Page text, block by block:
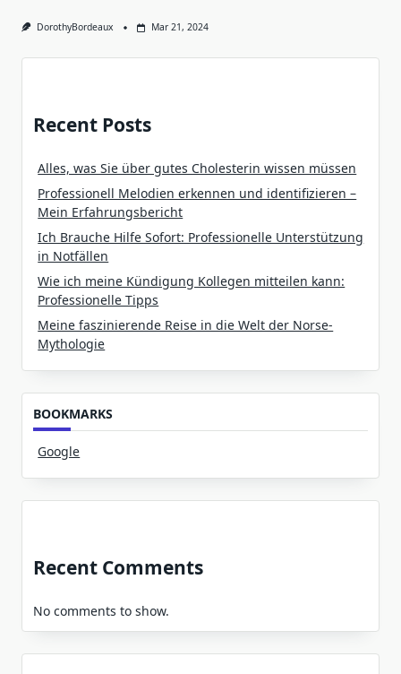
DorothyBordeaux Mar 21, 2024
Recent Posts
Alles, was Sie über gutes Cholesterin wissen müssen
Professionell Melodien erkennen und identifizieren –
Mein Erfahrungsbericht
Ich Brauche Hilfe Sofort: Professionelle Unterstützung
in Notfällen
Wie ich meine Kündigung Kollegen mitteilen kann:
Professionelle Tipps
Meine faszinierende Reise in die Welt der Norse-
Mythologie
BOOKMARKS
Google
Recent Comments
No comments to show.